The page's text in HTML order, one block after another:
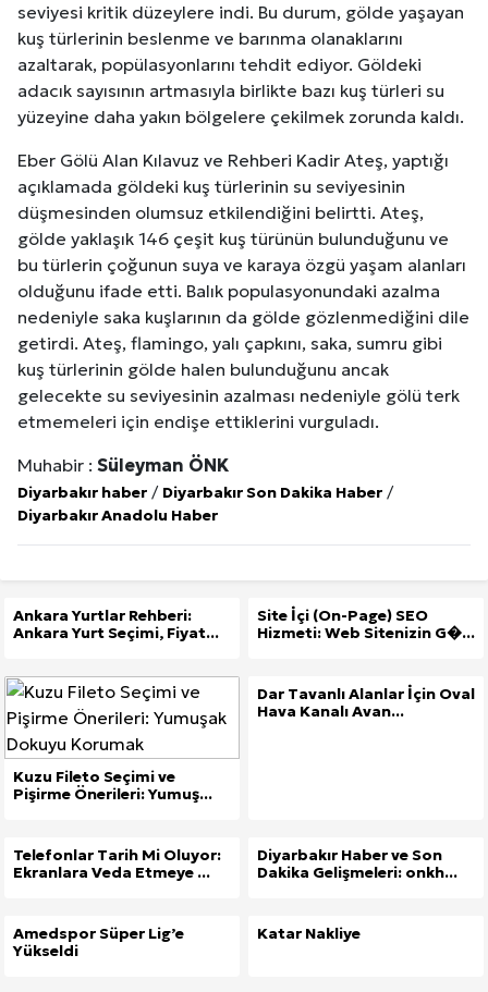
seviyesi kritik düzeylere indi. Bu durum, gölde yaşayan
kuş türlerinin beslenme ve barınma olanaklarını
azaltarak, popülasyonlarını tehdit ediyor. Göldeki
adacık sayısının artmasıyla birlikte bazı kuş türleri su
yüzeyine daha yakın bölgelere çekilmek zorunda kaldı.
Eber Gölü Alan Kılavuz ve Rehberi Kadir Ateş, yaptığı
açıklamada göldeki kuş türlerinin su seviyesinin
düşmesinden olumsuz etkilendiğini belirtti. Ateş,
gölde yaklaşık 146 çeşit kuş türünün bulunduğunu ve
bu türlerin çoğunun suya ve karaya özgü yaşam alanları
olduğunu ifade etti. Balık populasyonundaki azalma
nedeniyle saka kuşlarının da gölde gözlenmediğini dile
getirdi. Ateş, flamingo, yalı çapkını, saka, sumru gibi
kuş türlerinin gölde halen bulunduğunu ancak
gelecekte su seviyesinin azalması nedeniyle gölü terk
etmemeleri için endişe ettiklerini vurguladı.
Muhabir : Süleyman ÖNK
Diyarbakır haber / Diyarbakır Son Dakika Haber /
Diyarbakır Anadolu Haber
Ankara Yurtlar Rehberi:
Ankara Yurt Seçimi, Fiyat...
Site İçi (On-Page) SEO
Hizmeti: Web Sitenizin G�...
Kuzu Fileto Seçimi ve
Pişirme Önerileri: Yumuş...
Dar Tavanlı Alanlar İçin Oval
Hava Kanalı Avan...
Telefonlar Tarih Mi Oluyor:
Ekranlara Veda Etmeye ...
Diyarbakır Haber ve Son
Dakika Gelişmeleri: onkh...
Amedspor Süper Lig’e
Yükseldi
Katar Nakliye